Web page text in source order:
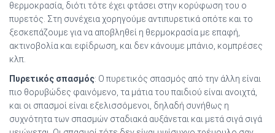
θερμοκρασία, διότι τότε έχει φτάσει στην κορύφωση του ο
πυρετός. Στη συνέχεια χορηγούμε αντιπυρετικά οπότε και το
ξεσκεπάζουμε για να αποβληθεί η θερμοκρασία με επαφή,
ακτινοβολία και εφίδρωση, και δεν κάνουμε μπάνιο, κομπρέσες
κλπ.
Πυρετικός σπασμός: Ο πυρετικός σπασμός από την άλλη είναι
πιο θορυβώδες φαινόμενο, τα μάτια του παιδιού είναι ανοιχτά,
και οι σπασμοί είναι εξελισσόμενοι, δηλαδή συνήθως η
συχνότητα των σπασμών σταδιακά αυξάνεται και μετά σιγά σιγά